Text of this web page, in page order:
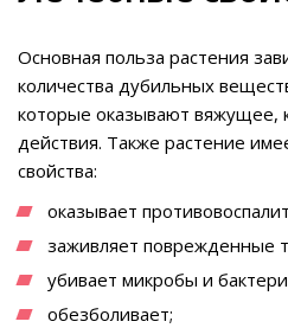
Основная польза растения
количества дубильных
которые оказывают вяжущее,
действия. Также растение
свойства:
оказывает
заживляет поврежденные
убивает микробы и
обезболивает;